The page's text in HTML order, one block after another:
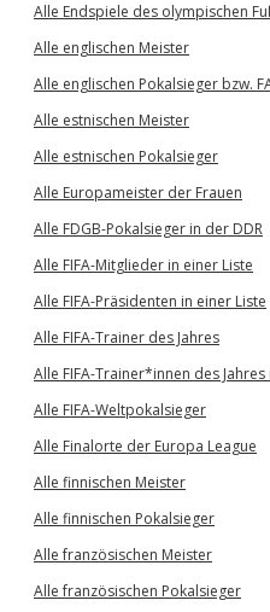
Alle Endspiele des olympischen
Alle englischen Meister
Alle englischen Pokalsieger bzw.
Alle estnischen Meister
Alle estnischen Pokalsieger
Alle Europameister der Frauen
Alle FDGB-Pokalsieger in der DDR
Alle FIFA-Mitglieder in einer Liste
Alle FIFA-Präsidenten in einer Liste
Alle FIFA-Trainer des Jahres
Alle FIFA-Trainer*innen des
Alle FIFA-Weltpokalsieger
Alle Finalorte der Europa League
Alle finnischen Meister
Alle finnischen Pokalsieger
Alle französischen Meister
Alle französischen Pokalsieger